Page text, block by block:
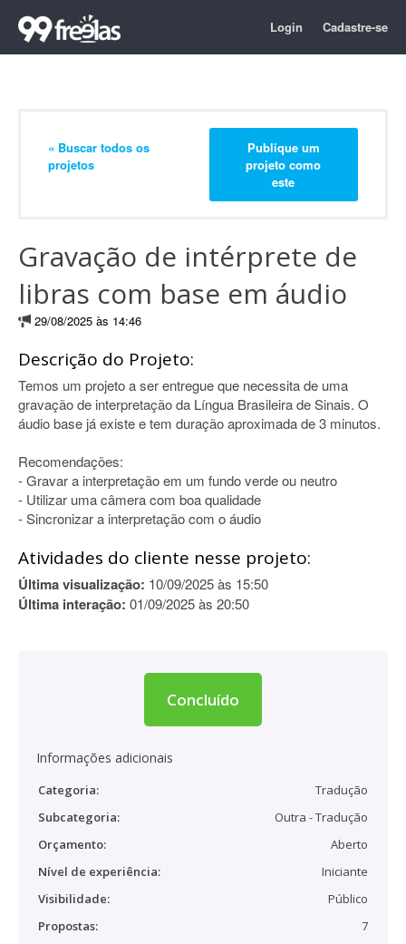
Login Cadastre-se
« Buscar todos os
projetos
Publique um
projeto como
este
Gravação de intérprete de
libras com base em áudio
29/08/2025 às 14:46
Descrição do Projeto:
Temos um projeto a ser entregue que necessita de uma
gravação de interpretação da Língua Brasileira de Sinais. O
áudio base já existe e tem duração aproximada de 3 minutos.
Recomendações:
- Gravar a interpretação em um fundo verde ou neutro
- Utilizar uma câmera com boa qualidade
- Sincronizar a interpretação com o áudio
Atividades do cliente nesse projeto:
Última visualização: 10/09/2025 às 15:50
Última interação: 01/09/2025 às 20:50
Concluído
Informações adicionais
Categoria:
Tradução
Subcategoria:
Outra - Tradução
Orçamento:
Aberto
Nível de experiência:
Iniciante
Visibilidade:
Público
Propostas:
7